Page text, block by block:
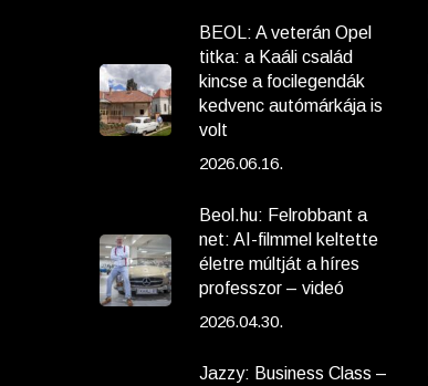
BEOL: A veterán Opel
titka: a Kaáli család
kincse a focilegendák
kedvenc autómárkája is
volt
2026.06.16.
Beol.hu: Felrobbant a
net: AI-filmmel keltette
életre múltját a híres
professzor – videó
2026.04.30.
Jazzy: Business Class –